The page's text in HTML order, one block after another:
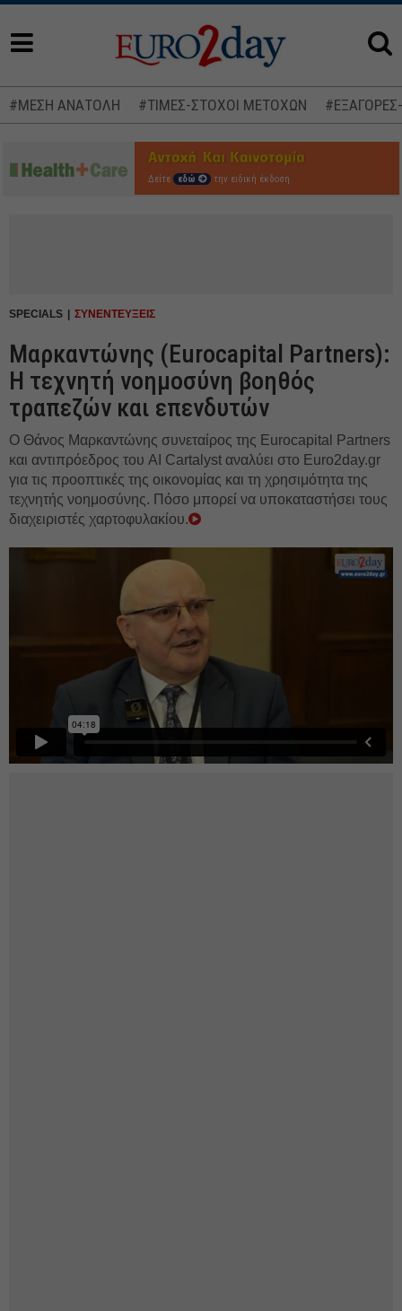
#ΜΕΣΗ ΑΝΑΤΟΛΗ #ΤΙΜΕΣ-ΣΤΟΧΟΙ ΜΕΤΟΧΩΝ
Δείτε εδώ την ειδική έκδοση
SPECIALS ΣΥΝΕΝΤΕΥΞΕΙΣ
Μαρκαντώνης (Eurocapital Partners):
Η τεχνητή νοημοσύνη βοηθός
τραπεζών και επενδυτών
Ο Θάνος Μαρκαντώνης συνεταίρος της Eurocapital Partners
και αντιπρόεδρος του AI Cartalyst αναλύει στο Euro2day.gr
για τις προοπτικές της οικονομίας και τη χρησιμότητα της
τεχνητής νοημοσύνης. Πόσο μπορεί να υποκαταστήσει τους
διαχειριστές χαρτοφυλακίου.